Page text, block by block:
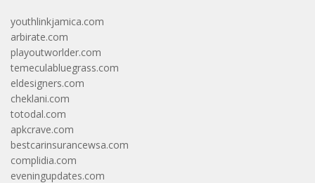
youthlinkjamica.com
arbirate.com
playoutworlder.com
temeculabluegrass.com
eldesigners.com
cheklani.com
totodal.com
apkcrave.com
bestcarinsurancewsa.com
complidia.com
eveningupdates.com